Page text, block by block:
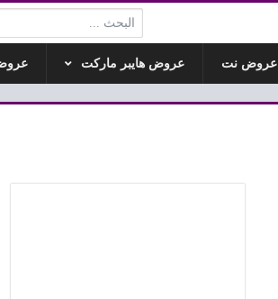
البحث:
عروض نت عروض هايبر ماركت عروض